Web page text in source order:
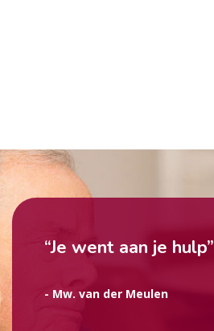
“Je went aan je hulp”
- Mw. van der Meulen